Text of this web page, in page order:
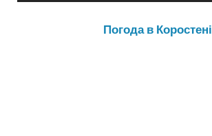
Погода в Коростені